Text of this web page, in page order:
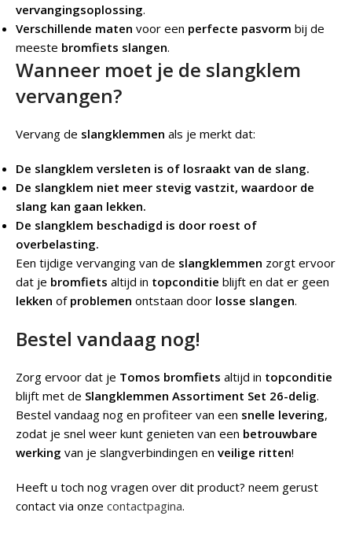
vervangingsoplossing.
Verschillende maten voor een perfecte pasvorm bij de
meeste bromfiets slangen.
Wanneer moet je de slangklem
vervangen?
Vervang de slangklemmen als je merkt dat:
De slangklem versleten is of losraakt van de slang.
De slangklem niet meer stevig vastzit, waardoor de
slang kan gaan lekken.
De slangklem beschadigd is door roest of
overbelasting.
Een tijdige vervanging van de slangklemmen zorgt ervoor
dat je bromfiets altijd in topconditie blijft en dat er geen
lekken of problemen ontstaan door losse slangen.
Bestel vandaag nog!
Zorg ervoor dat je Tomos bromfiets altijd in topconditie
blijft met de Slangklemmen Assortiment Set 26-delig.
Bestel vandaag nog en profiteer van een snelle levering,
zodat je snel weer kunt genieten van een betrouwbare
werking van je slangverbindingen en veilige ritten!
Heeft u toch nog vragen over dit product? neem gerust
contact via onze contactpagina.